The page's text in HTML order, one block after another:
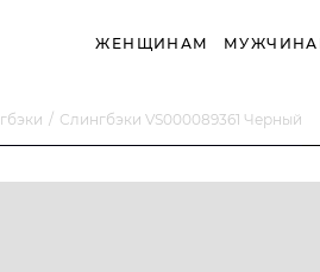
ЖЕНЩИНАМ
Слингбэки VS000089361 Черный